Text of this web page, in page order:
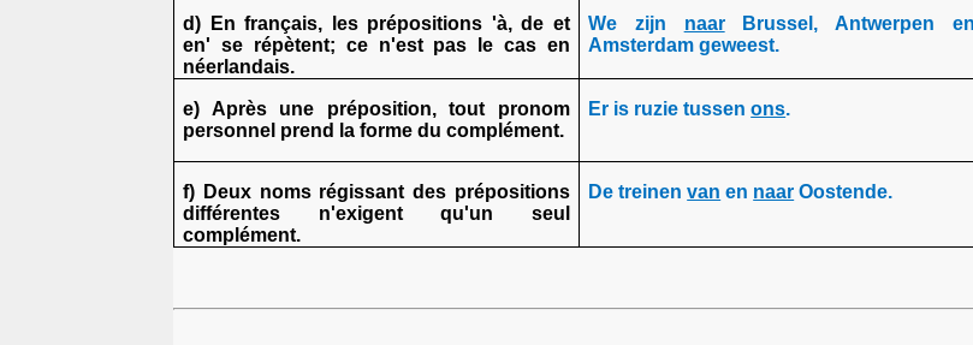
d) En français, les prépositions 'à, de et
en' se répètent; ce n'est pas le cas en
néerlandais.
We zijn naarBrussel, Antwerpen en
Amsterdam geweest.
e) Après une préposition, tout pronom
personnel prend la forme du complément.
Er is ruzie tussenons.
f) Deux noms régissant des prépositions
différentes n'exigent qu'un seul
complément.
De treinenvan en naar Oostende.